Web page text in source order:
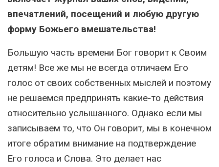
впечатлений, посещений и любую другую
форму Божьего вмешательства!
Большую часть времени Бог говорит к Своим
детям! Все же мы не всегда отличаем Его
голос от своих собственных мыслей и поэтому
не решаемся предпринять какие-то действия
относительно услышанного. Однако если мы
записываем то, что Он говорит, мы в конечном
итоге обратим внимание на подтверждение
Его голоса и Слова. Это делает нас